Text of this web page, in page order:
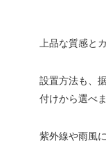
上品な質感と
設置方法も、
付けから選べま
紫外線や雨風